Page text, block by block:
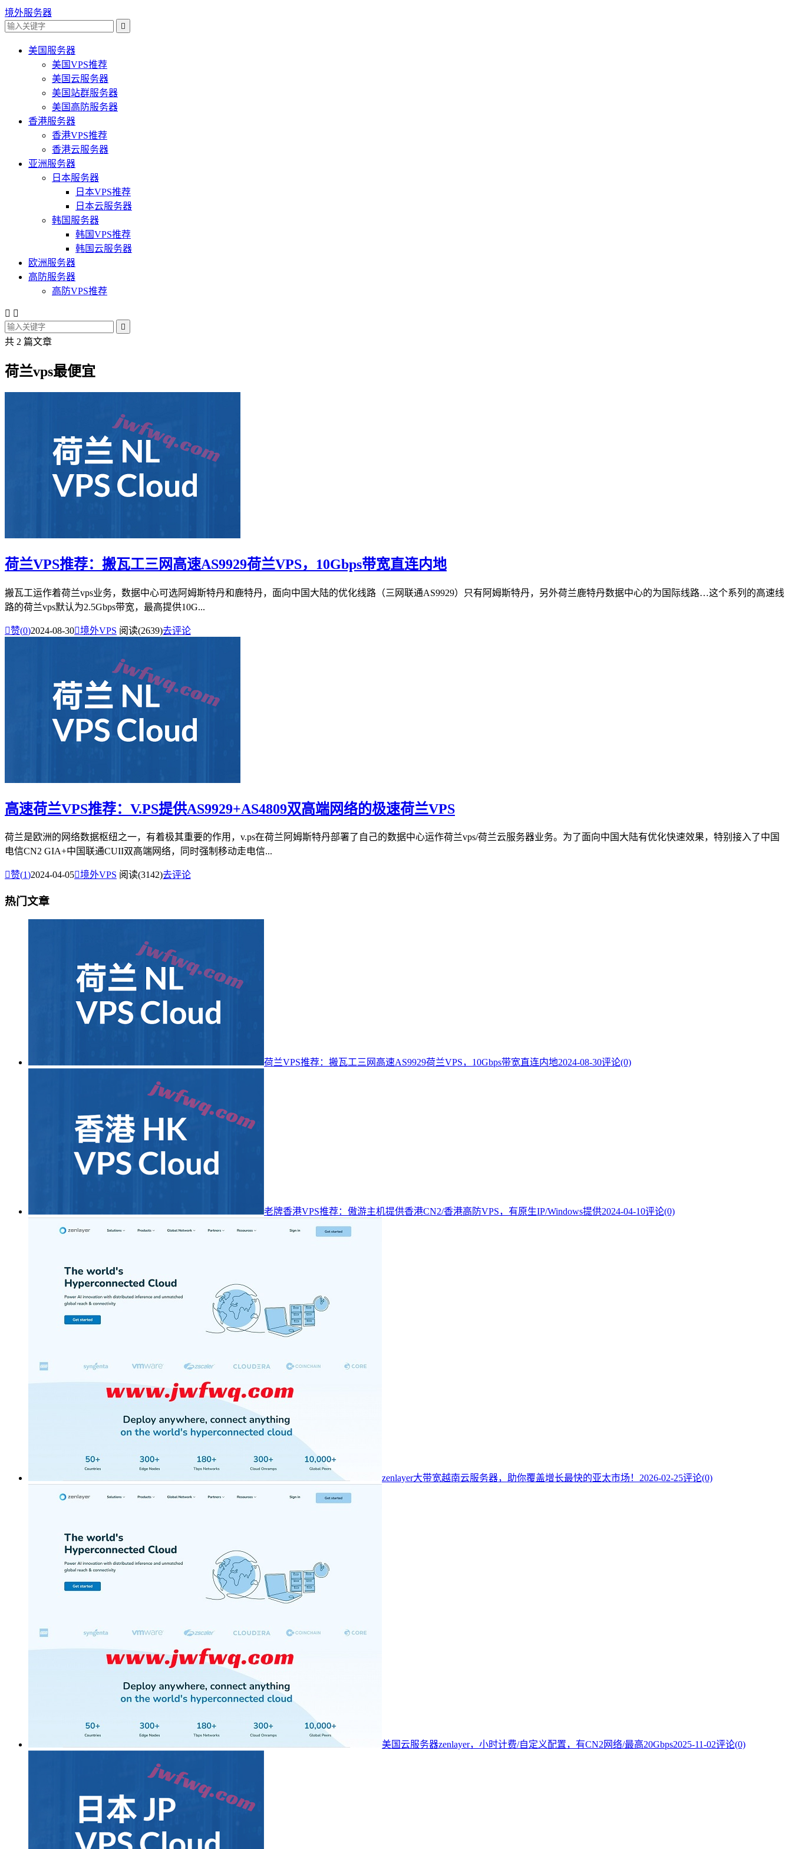
境外服务器

美国服务器
美国VPS推荐
美国云服务器
美国站群服务器
美国高防服务器
香港服务器
香港VPS推荐
香港云服务器
亚洲服务器
日本服务器
日本VPS推荐
日本云服务器
韩国服务器
韩国VPS推荐
韩国云服务器
欧洲服务器
高防服务器
高防VPS推荐
 

共 2 篇文章
荷兰vps最便宜
荷兰VPS推荐：搬瓦工三网高速AS9929荷兰VPS，10Gbps带宽直连内地
搬瓦工运作着荷兰vps业务，数据中心可选阿姆斯特丹和鹿特丹，面向中国大陆的优化线路（三网联通AS9929）只有阿姆斯特丹，另外荷兰鹿特丹数据中心的为国际线路…这个系列的高速线
路的荷兰vps默认为2.5Gbps带宽，最高提供10G...
赞(0)2024-08-30境外VPS 阅读(2639)去评论
高速荷兰VPS推荐：V.PS提供AS9929+AS4809双高端网络的极速荷兰VPS
荷兰是欧洲的网络数据枢纽之一，有着极其重要的作用，v.ps在荷兰阿姆斯特丹部署了自己的数据中心运作荷兰vps/荷兰云服务器业务。为了面向中国大陆有优化快速效果，特别接入了中国
电信CN2 GIA+中国联通CUII双高端网络，同时强制移动走电信...
赞(1)2024-04-05境外VPS 阅读(3142)去评论
热门文章
荷兰VPS推荐：搬瓦工三网高速AS9929荷兰VPS，10Gbps带宽直连内地2024-08-30评论(0)
老牌香港VPS推荐：傲游主机提供香港CN2/香港高防VPS，有原生IP/Windows提供2024-04-10评论(0)
zenlayer大带宽越南云服务器，助你覆盖增长最快的亚太市场！ 2026-02-25评论(0)
美国云服务器zenlayer，小时计费/自定义配置，有CN2网络/最高20Gbps2025-11-02评论(0)